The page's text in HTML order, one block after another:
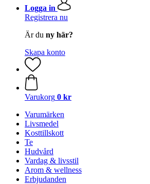
Logga in
Registrera nu
Är du ny här?
Skapa konto
Varukorg 0 kr
Varumärken
Livsmedel
Kosttillskott
Te
Hudvård
Vardag & livsstil
Arom & wellness
Erbjudanden